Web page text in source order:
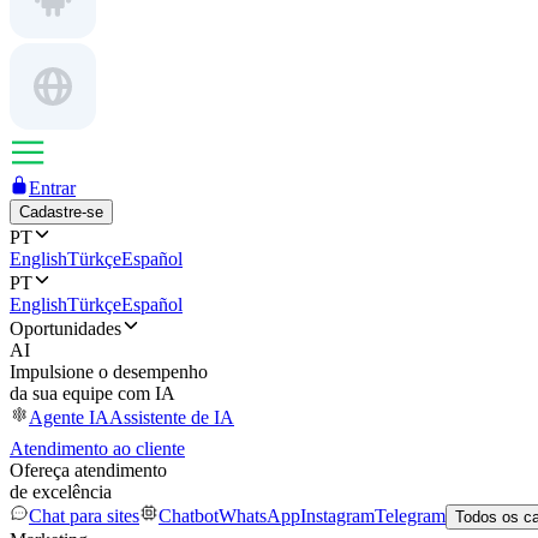
Entrar
Cadastre-se
PT
EnglishTürkçeEspañol
PT
EnglishTürkçeEspañol
Oportunidades
AI
Impulsione o desempenho
da sua equipe com IA
Agente IAAssistente de IA
Atendimento ao cliente
Ofereça atendimento
de excelência
Chat para sites
ChatbotWhatsAppInstagramTelegram Todos os